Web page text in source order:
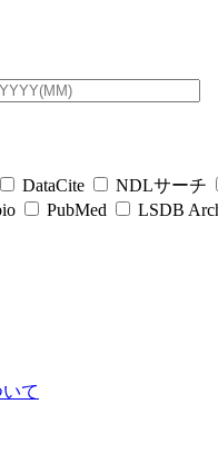
DataCite NDLサーチ
PubMed LSDB
て